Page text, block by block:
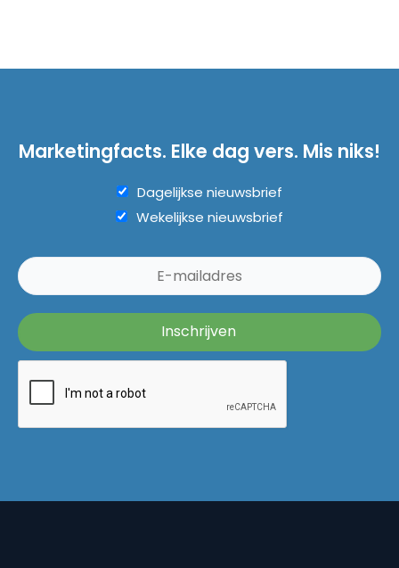
Marketingfacts. Elke dag vers. Mis niks!
Dagelijkse nieuwsbrief
Wekelijkse nieuwsbrief